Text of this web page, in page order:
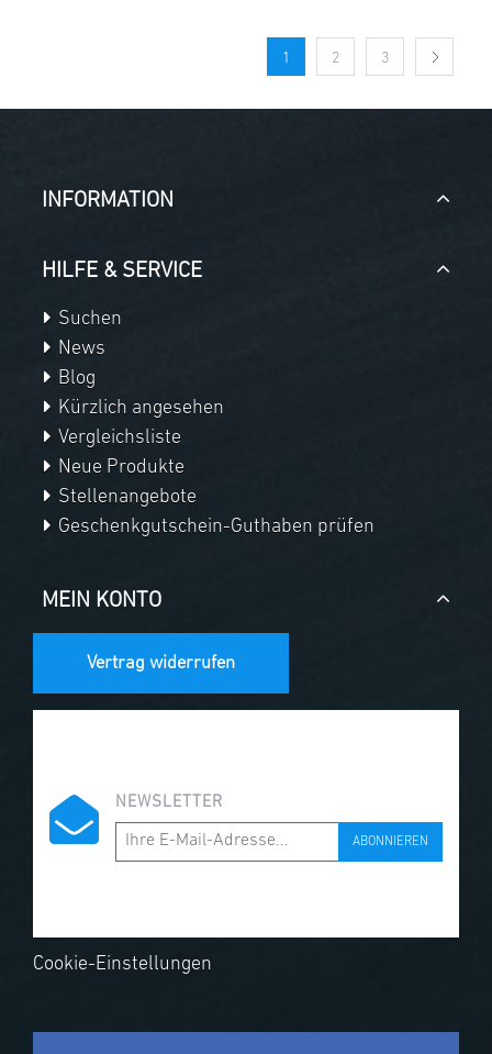
1 2 3
INFORMATION
HILFE & SERVICE
Suchen
News
Blog
Kürzlich angesehen
Vergleichsliste
Neue Produkte
Stellenangebote
Geschenkgutschein-Guthaben prüfen
MEIN KONTO
Vertrag widerrufen
NEWSLETTER
ABONNIEREN
Cookie-Einstellungen